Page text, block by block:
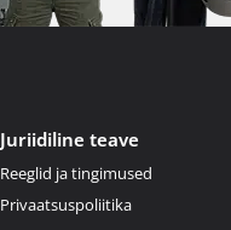
Juriidiline teave
Reeglid ja tingimused
Privaatsuspoliitika